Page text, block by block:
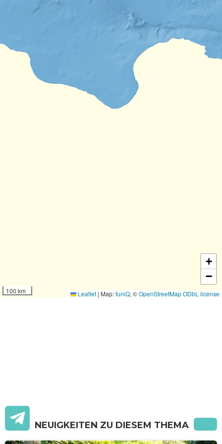
100 km
+
−
Leaflet | Map:funiQ, ©OpenStreetMapODbL license
NEUIGKEITEN ZU DIESEM THEMA